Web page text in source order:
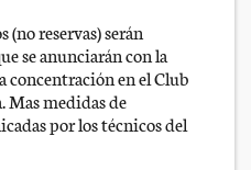
(no reservas) serán
se anunciarán con la
concentración en el Club
Mas medidas de
por los técnicos del